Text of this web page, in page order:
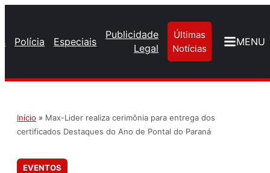
Polícia Especiais
Publicidade
Legal
Últimas
Notícias
MENU
Início » Max-Lider realiza cerimônia para entrega dos
certificados Destaques do Ano de Pontal do Paraná
EVENTOS